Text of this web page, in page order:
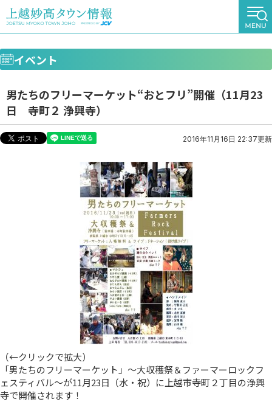
イベント
男たちのフリーマーケット“おとフリ”開催（11月23
日 寺町２ 浄興寺）
2016年11月16日 22:37更新
（←クリックで拡大）
「男たちのフリーマーケット」～大収穫祭＆ファーマーロックフ
ェスティバル～が11月23日（水・祝）に上越市寺町２丁目の浄興
寺で開催されます！